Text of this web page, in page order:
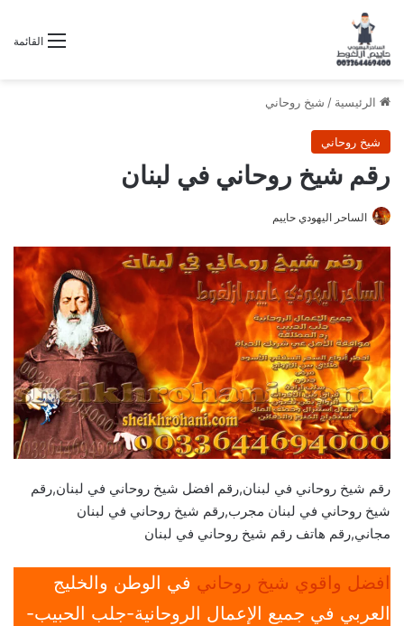
القائمة
الرئيسية / شيخ روحاني
شيخ روحاني
رقم شيخ روحاني في لبنان
الساحر اليهودي حاييم
رقم شيخ روحاني في لبنان,رقم افضل شيخ روحاني في لبنان,رقم
شيخ روحاني في لبنان مجرب,رقم شيخ روحاني في لبنان
مجاني,رقم هاتف رقم شيخ روحاني في لبنان
افضل واقوي شيخ روحاني في الوطن والخليج
العربي في جميع الإعمال الروحانية-جلب الحبيب-